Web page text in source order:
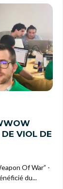
DE VIOL DE
Of War” -
du...